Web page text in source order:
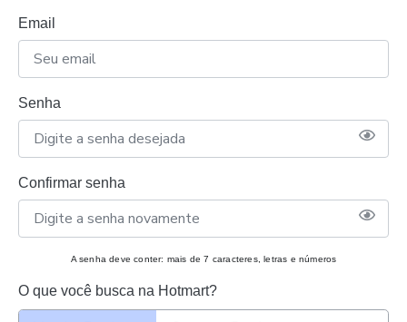
Email
Senha
Confirmar senha
A senha deve conter: mais de 7 caracteres, letras e números
O que você busca na Hotmart?